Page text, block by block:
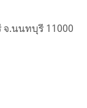
จ.นนทบุรี 11000